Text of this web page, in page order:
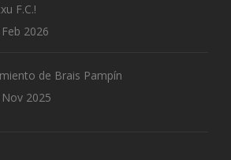
F.C.!
2026
de Brais Pampín
2025